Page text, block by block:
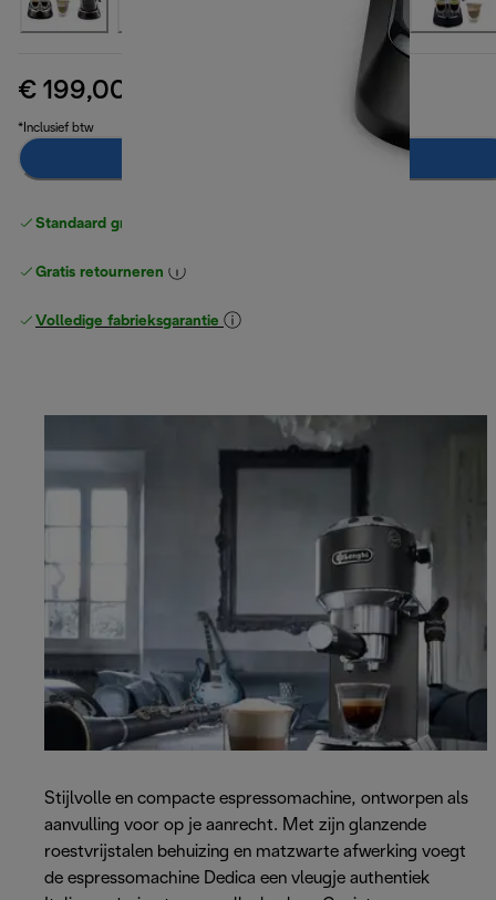
€ 199,00 originele prijs € 229,90
*Inclusief btw
Standaard gratis verzending
Gratis retourneren
Volledige fabrieksgarantie
Stijlvolle en compacte espressomachine, ontworpen als
aanvulling voor op je aanrecht. Met zijn glanzende
roestvrijstalen behuizing en matzwarte afwerking voegt
de espressomachine Dedica een vleugje authentiek